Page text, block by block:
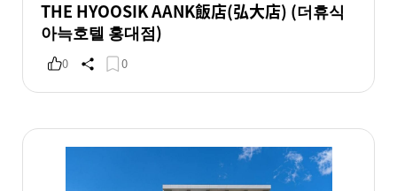
THE HYOOSIK AANK飯店(弘大店) (더휴식
아늑호텔 홍대점)
0 0